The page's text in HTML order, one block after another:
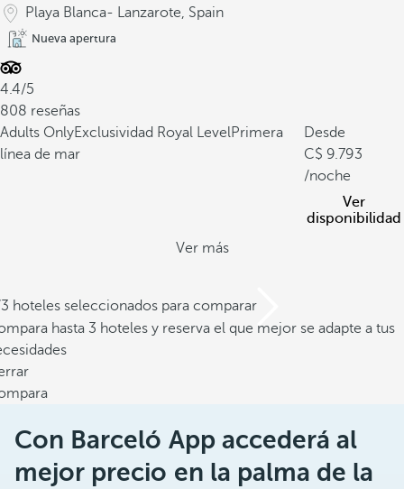
Playa Blanca- Lanzarote, Spain
Nueva apertura
4.4/5
808 reseñas
Adults OnlyExclusividad Royal LevelPrimera
línea de mar
Desde
9.793
/noche
Ver
disponibilidad
Ver más
hoteles seleccionados para comparar
hasta 3 hoteles y reserva el que mejor se adapte a tus
Con Barceló App accederá al
mejor precio en la palma de la